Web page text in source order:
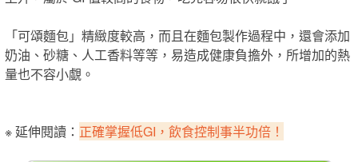
「可頌麵包」精緻度較高，而且在麵包製作過程中，還會添加
奶油、砂糖、人工香料等等，易造成健康負擔外，所增加的熱
量也不容小覷。
※ 延伸閱讀： 正確掌握低GI，飲食控制事半功倍！